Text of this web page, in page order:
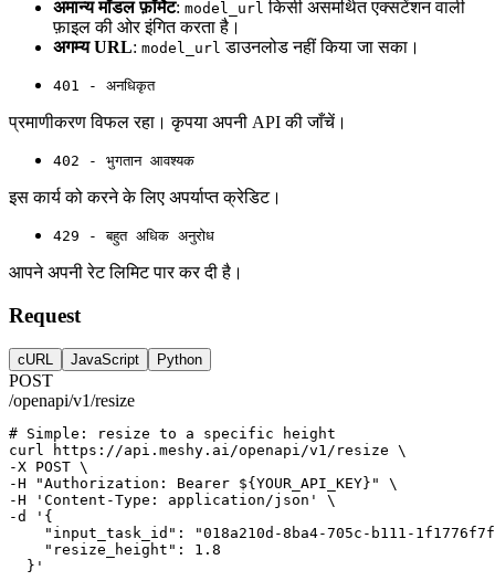
अमान्य मॉडल फ़ॉर्मेट: model_url किसी असमर्थित एक्सटेंशन वाली
फ़ाइल की ओर इंगित करता है।
अगम्य URL: model_url डाउनलोड नहीं किया जा सका।
401 - अनधिकृत
प्रमाणीकरण विफल रहा। कृपया अपनी API की जाँचें।
402 - भुगतान आवश्यक
इस कार्य को करने के लिए अपर्याप्त क्रेडिट।
429 - बहुत अधिक अनुरोध
आपने अपनी रेट लिमिट पार कर दी है।
Request
cURL JavaScript Python
POST
/openapi/v1/resize
# Simple: resize to a specific height
curl
https://api.meshy.ai/openapi/v1/resize \
-X POST \
-H
"Authorization: Bearer ${YOUR_API_KEY}"
\
-H
'Content-Type: application/json'
\
-d
'{
"input_task_id": "018a210d-8ba4-705c-b111-
    "resize_height": 1.8
  }'